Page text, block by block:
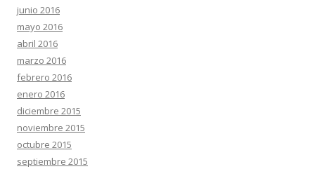
junio 2016
mayo 2016
abril 2016
marzo 2016
febrero 2016
enero 2016
diciembre 2015
noviembre 2015
octubre 2015
septiembre 2015